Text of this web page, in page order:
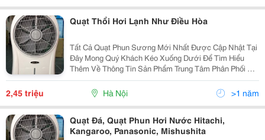
Quạt Thổi Hơi Lạnh Như Điều Hòa
Tất Cả Quạt Phun Sương Mới Nhất Được Cập Nhật Tại
Đây Mong Quý Khách Kéo Xuống Dưới Để Tìm Hiểu
Thêm Về Thông Tin Sản Phẩm Trung Tâm Phân Phối Và
Bảo Hành Sản Phẩm Số 2 Ngõ 105/15 Doãn Kế Thiện,
Mai Dịch, Cầu Giấy, Hà Nội Đt : 0984.65.198
2,45 triệu Hà Nội >1 năm
Quạt Đá, Quạt Phun Hơi Nước Hitachi,
Kangaroo, Panasonic, Mishushita